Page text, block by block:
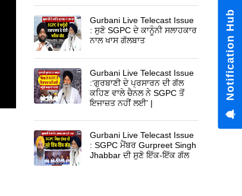
Gurbani Live Telecast Issue
: ਸੁਣੋ SGPC ਦੇ ਕਾਨੂੰਨੀ ਸਲਾਹਕਾਰ
ਨਾਲ ਖਾਸ ਗੱਲਬਾਤ
Gurbani Live Telecast Issue
:‘ਗੁਰਬਾਣੀ ਦੇ ਪ੍ਰਸਾਰਨ ਦੀ ਗੱਲ
ਕਹਿਣ ਵਾਲੇ ਚੈਨਲ ਨੇ SGPC ਤੋਂ
ਇਜਾਜ਼ਤ ਨਹੀਂ ਲਈ’ |
Gurbani Live Telecast Issue
: SGPC ਮੈਂਬਰ Gurpreet Singh
Jhabbar ਦੀ ਸੁਣੋ ਇੱਕ-ਇੱਕ ਗੱਲ
Notification Hub